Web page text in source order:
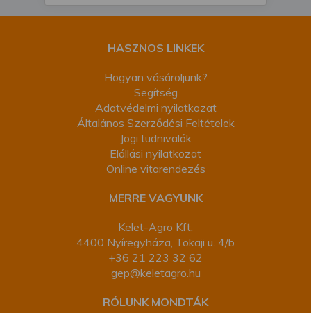
HASZNOS LINKEK
Hogyan vásároljunk?
Segítség
Adatvédelmi nyilatkozat
Általános Szerződési Feltételek
Jogi tudnivalók
Elállási nyilatkozat
Online vitarendezés
MERRE VAGYUNK
Kelet-Agro Kft.
4400 Nyíregyháza, Tokaji u. 4/b
+36 21 223 32 62
gep@keletagro.hu
RÓLUNK MONDTÁK